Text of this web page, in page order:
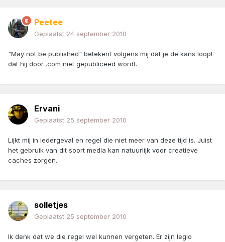
Peetee
Geplaatst 24 september 2010
"May not be published" betekent volgens mij dat je de kans loopt
dat hij door .com niet gepubliceed wordt.
Ervani
Geplaatst 25 september 2010
Lijkt mij in iedergeval en regel die niet meer van deze tijd is. Juist
het gebruik van dit soort media kan natuurlijk voor creatieve
caches zorgen.
solletjes
Geplaatst 25 september 2010
Ik denk dat we die regel wel kunnen vergeten. Er zijn legio